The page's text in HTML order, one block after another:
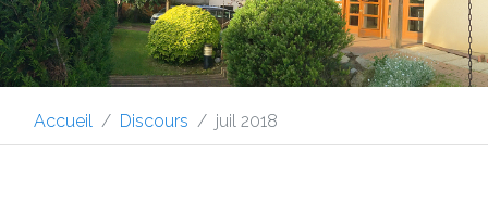
Accueil Discours juil 2018